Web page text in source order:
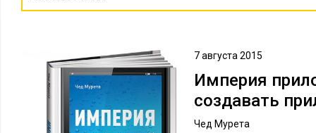
7 августа 2015
Империя
создавать
Чед Мурета